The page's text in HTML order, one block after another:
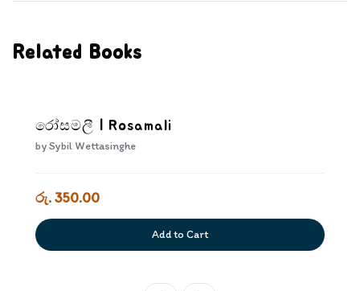
Related Books
රෝසමලී | Rosamali
bySybil Wettasinghe
රු. 350.00
Add to Cart